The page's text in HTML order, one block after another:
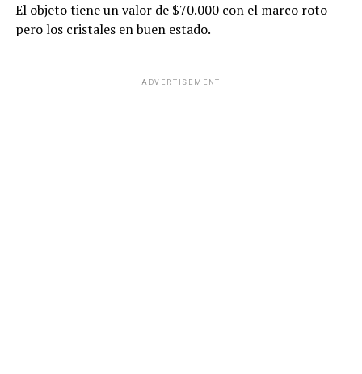
El objeto tiene un valor de $70.000 con el marco roto
pero los cristales en buen estado.
ADVERTISEMENT